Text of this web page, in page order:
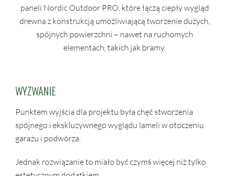
paneli Nordic Outdoor PRO, które łączą ciepły wygląd
drewna z konstrukcją umożliwiającą tworzenie dużych,
spójnych powierzchni – nawet na ruchomych
elementach, takich jak bramy.
WYZWANIE
Punktem wyjścia dla projektu była chęć stworzenia
spójnego i ekskluzywnego wyglądu lameli w otoczeniu
garażu i podwórza.
Jednak rozwiązanie to miało być czymś więcej niż tylko